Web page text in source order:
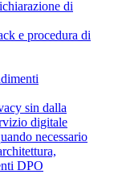
di
e procedura di
sin dalla
digitale
necessario
DPO